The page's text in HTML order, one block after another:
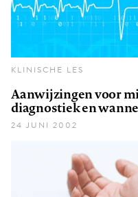
KLINISCHE LES
Aanwijzingen voor
diagnostiek en
24 JUNI 2002